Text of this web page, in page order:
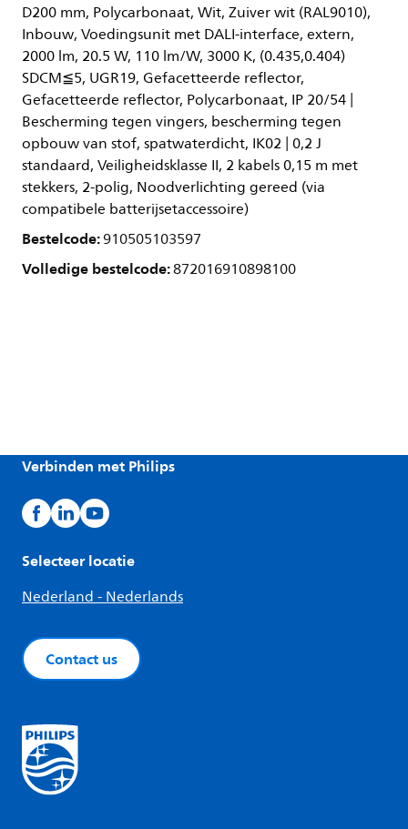
D200 mm, Polycarbonaat, Wit, Zuiver wit (RAL9010),
Inbouw, Voedingsunit met DALI-interface, extern,
2000 lm, 20.5 W, 110 lm/W, 3000 K, (0.435,0.404)
SDCM≦5, UGR19, Gefacetteerde reflector,
Gefacetteerde reflector, Polycarbonaat, IP 20/54 |
Bescherming tegen vingers, bescherming tegen
opbouw van stof, spatwaterdicht, IK02 | 0,2 J
standaard, Veiligheidsklasse II, 2 kabels 0,15 m met
stekkers, 2-polig, Noodverlichting gereed (via
compatibele batterijsetaccessoire)
Bestelcode:910505103597
Volledige bestelcode:872016910898100
Verbinden met Philips
Selecteer locatie
Nederland - Nederlands
Contact us